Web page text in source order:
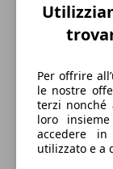
144 km/h
Velocità
Per offrire
le nostre
terzi nonché
loro
accedere
utilizzato e a